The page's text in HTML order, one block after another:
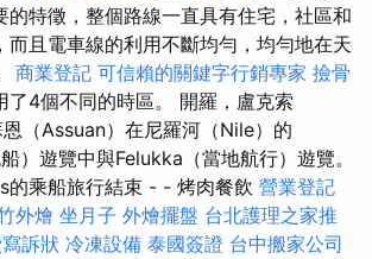
的特徵，整個路線一直具有住宅，社區和
而且電車線的利用不斷均勻，均勻地在天
商業登記 可信賴的關鍵字行銷專家 撿骨
了4個不同的時區。 開羅，盧克索
恩（Assuan）在尼羅河（Nile）的
）遊覽中與Felukka（當地航行）遊覽。
的乘船旅行結束 - - 烤肉餐飲 營業登記
外燴 坐月子 外燴擺盤 台北護理之家推
訴狀 冷凍設備 泰國簽證 台中搬家公司